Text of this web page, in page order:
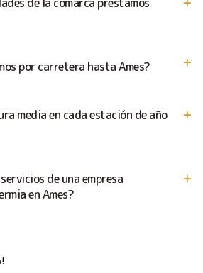
por carretera hasta Ames?
media en cada estación de año
de una empresa
en Ames?